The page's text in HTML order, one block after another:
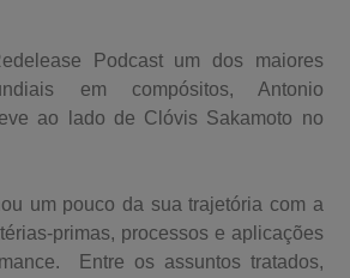
Podcast um dos maiores
em compósitos, Antonio
ao lado de Clóvis Sakamoto no
um pouco da sua trajetória com a
primas, processos e aplicações
Entre os assuntos tratados,